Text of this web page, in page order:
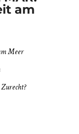
am
Meer